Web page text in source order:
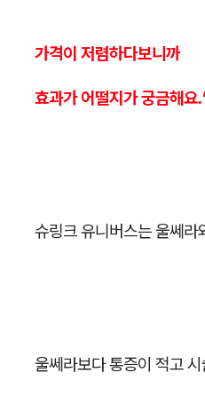
가격이 저렴하다보니까
효과가 어떨지가 궁금해요.'
슈링크 유니버스는 울쎄라
울쎄라보다 통증이 적고